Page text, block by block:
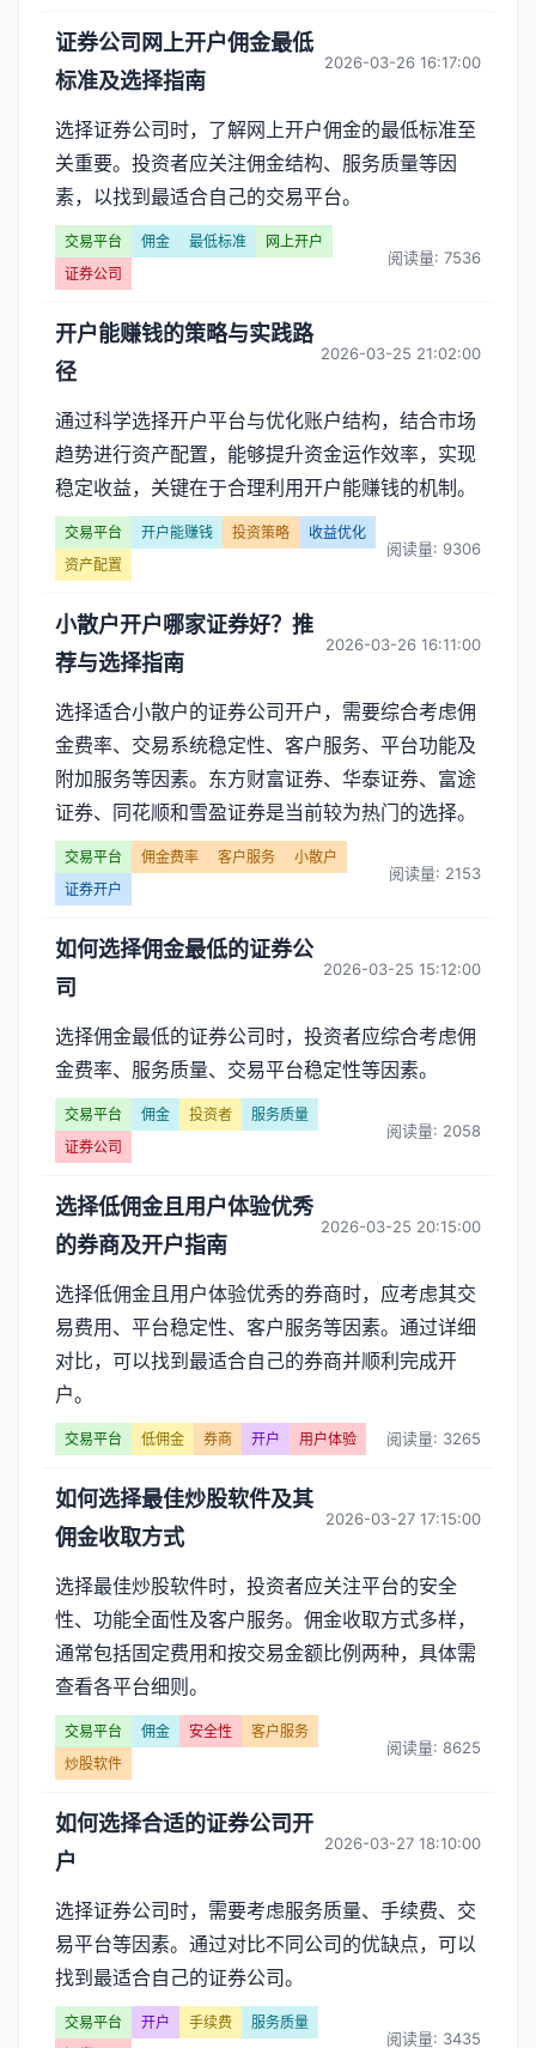
证券公司网上开户佣金最低
标准及选择指南
2026-03-26 16:17:00
选择证券公司时，了解网上开户佣金的最低标准至
关重要。投资者应关注佣金结构、服务质量等因
素，以找到最适合自己的交易平台。
交易平台 佣金 最低标准
网上开户
证券公司
阅读量: 7536
开户能赚钱的策略与实践路
径
2026-03-25 21:02:00
通过科学选择开户平台与优化账户结构，结合市场
趋势进行资产配置，能够提升资金运作效率，实现
稳定收益，关键在于合理利用开户能赚钱的机制。
交易平台 开户能赚钱 投资策略
收益优化
资产配置
阅读量: 9306
小散户开户哪家证券好？推
荐与选择指南
2026-03-26 16:11:00
选择适合小散户的证券公司开户，需要综合考虑佣
金费率、交易系统稳定性、客户服务、平台功能及
附加服务等因素。东方财富证券、华泰证券、富途
证券、同花顺和雪盈证券是当前较为热门的选择。
交易平台 佣金费率 客户服务
小散户
证券开户
阅读量: 2153
如何选择佣金最低的证券公
司
2026-03-25 15:12:00
选择佣金最低的证券公司时，投资者应综合考虑佣
金费率、服务质量、交易平台稳定性等因素。
交易平台 佣金 投资者
服务质量
证券公司
阅读量: 2058
选择低佣金且用户体验优秀
的券商及开户指南
2026-03-25 20:15:00
选择低佣金且用户体验优秀的券商时，应考虑其交
易费用、平台稳定性、客户服务等因素。通过详细
对比，可以找到最适合自己的券商并顺利完成开
户。
交易平台 低佣金 券商 开户 用户体验 阅读量: 3265
如何选择最佳炒股软件及其
佣金收取方式
2026-03-27 17:15:00
选择最佳炒股软件时，投资者应关注平台的安全
性、功能全面性及客户服务。佣金收取方式多样，
通常包括固定费用和按交易金额比例两种，具体需
查看各平台细则。
交易平台 佣金 安全性
客户服务
炒股软件
阅读量: 8625
如何选择合适的证券公司开
户
2026-03-27 18:10:00
选择证券公司时，需要考虑服务质量、手续费、交
易平台等因素。通过对比不同公司的优缺点，可以
找到最适合自己的证券公司。
交易平台 开户 手续费
服务质量
阅读量: 3435